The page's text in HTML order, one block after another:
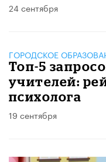
24 сентября
ГОРОДСКОЕ
Топ-5
учителей:
психолога
19 сентября